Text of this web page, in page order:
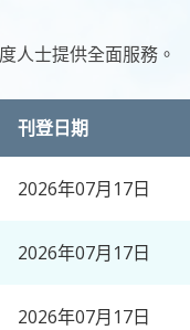
人士提供全面服務。
刊登日期
2026年07月17日
2026年07月17日
2026年07月17日